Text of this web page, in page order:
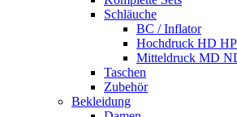
Schläuche
BC / Inflator
Hochdruck HD HP
Mitteldruck MD
Taschen
Zubehör
Bekleidung